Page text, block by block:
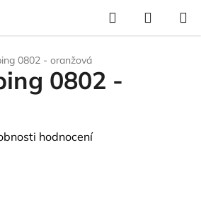
Hledat
0802 - oranžová
0802 -
hodnocení